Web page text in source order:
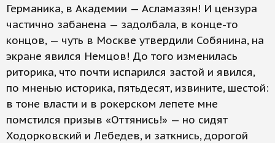
Германика, в Академии — Асламазян! И цензура
частично забанена — задолбала, в конце-то
концов, — чуть в Москве утвердили Собянина, на
экране явился Немцов! До того изменилась
риторика, что почти испарился застой и явился,
по мненью историка, пятьдесят, извините, шестой:
в тоне власти и в рокерском лепете мне
помстился призыв «Оттянись!» — но сидят
Ходорковский и Лебедев, и заткнись, дорогой